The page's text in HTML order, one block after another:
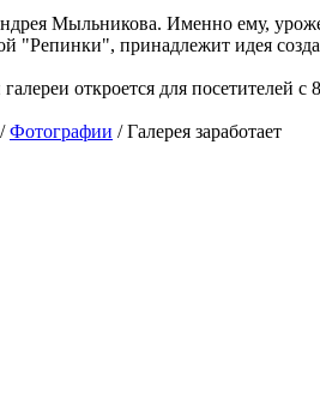
Мыльникова. Именно ему,
"Репинки", принадлежит идея
откроется для посетителей с
/Фотографии / Галерея заработает